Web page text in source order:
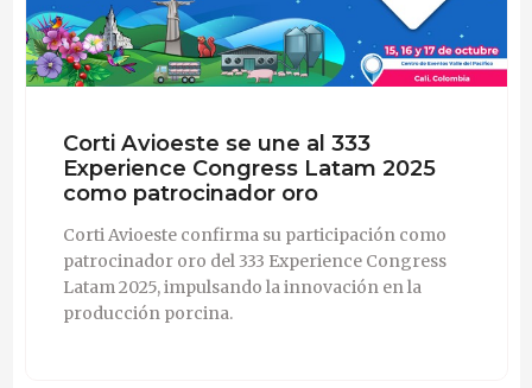
Corti Avioeste se une al 333
Experience Congress Latam 2025
como patrocinador oro
Corti Avioeste confirma su participación como
patrocinador oro del 333 Experience Congress
Latam 2025, impulsando la innovación en la
producción porcina.